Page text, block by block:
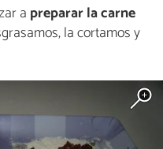
apreparar la carne
la cortamos y